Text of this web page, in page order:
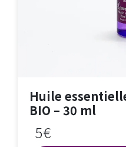
Huile essentielle de Lavandin
BIO – 30 ml
5€